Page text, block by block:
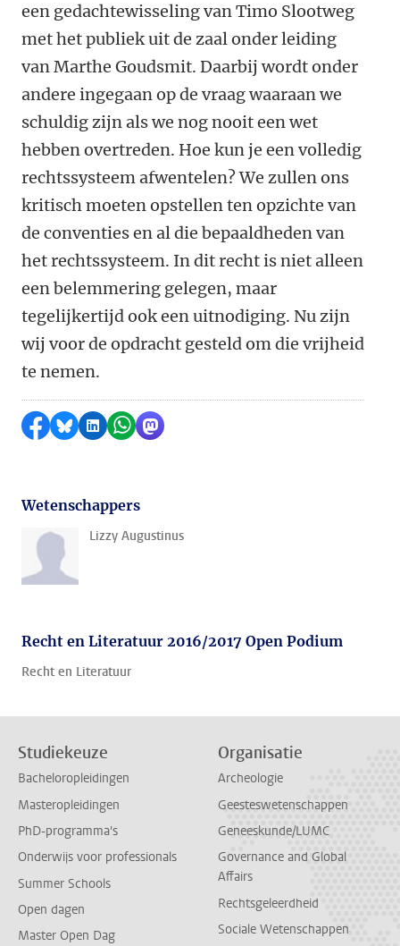
een gedachtewisseling van Timo Slootweg
met het publiek uit de zaal onder leiding
van Marthe Goudsmit. Daarbij wordt onder
andere ingegaan op de vraag waaraan we
schuldig zijn als we nog nooit een wet
hebben overtreden. Hoe kun je een volledig
rechtssysteem afwentelen? We zullen ons
kritisch moeten opstellen ten opzichte van
de conventies en al die bepaaldheden van
het rechtssysteem. In dit recht is niet alleen
een belemmering gelegen, maar
tegelijkertijd ook een uitnodiging. Nu zijn
wij voor de opdracht gesteld om die vrijheid
te nemen.
Delen op Facebook
Delen via Bluesky
Delen op LinkedIn
Delen via WhatsApp
Delen via Mastodon
Wetenschappers
Lizzy Augustinus
Recht en Literatuur 2016/2017 Open Podium
Recht en Literatuur
Studiekeuze
Bacheloropleidingen
Masteropleidingen
PhD-programma's
Onderwijs voor professionals
Summer Schools
Open dagen
Master Open Dag
Organisatie
Archeologie
Geesteswetenschappen
Geneeskunde/LUMC
Governance and Global
Affairs
Rechtsgeleerdheid
Sociale Wetenschappen